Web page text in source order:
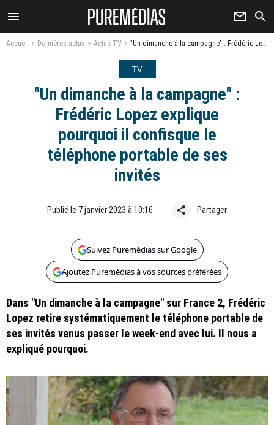
menu newsletter search
Accueil Dernières actus Actus TV "Un dimanche à la campagne" : Frédéric Lopez explique pourquoi il confisque le téléphone portable de ses invités
TV
"Un dimanche à la campagne" :
Frédéric Lopez explique
pourquoi il confisque le
téléphone portable de ses
invités
Publié le 7 janvier 2023 à 10:16 share Partager
Suivez Puremédias sur Google
Ajoutez Puremédias à vos sources préférées
Dans "Un dimanche à la campagne" sur France 2, Frédéric
Lopez retire systématiquement le téléphone portable de
ses invités venus passer le week-end avec lui. Il nous a
expliqué pourquoi.